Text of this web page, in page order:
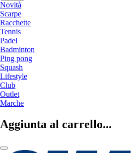
Novità
Scarpe
Racchette
Tennis
Padel
Badminton
Ping pong
Squash
Lifestyle
Club
Outlet
Marche
Aggiunta al carrello...